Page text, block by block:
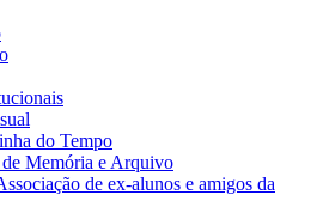
do Tempo
Memória e Arquivo
de ex-alunos e amigos da